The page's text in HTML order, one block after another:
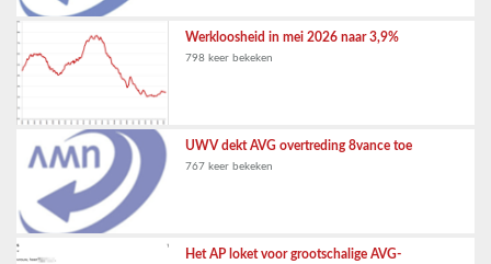
Werkloosheid in mei 2026 naar 3,9%
798 keer bekeken
UWV dekt AVG overtreding 8vance toe
767 keer bekeken
Het AP loket voor grootschalige AVG-